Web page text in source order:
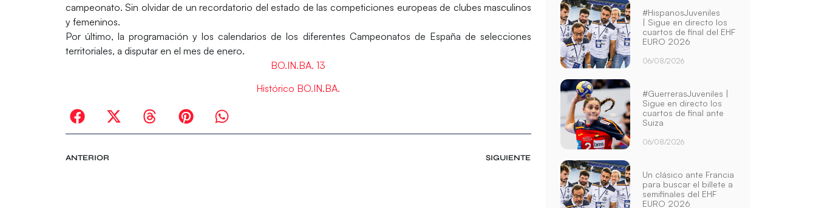
campeonato. Sin olvidar de un recordatorio del estado de las competiciones europeas de clubes masculinos
y femeninos.
Por último, la programación y los calendarios de los diferentes Campeonatos de España de selecciones
territoriales, a disputar en el mes de enero.
BO.IN.BA. 13
Histórico BO.IN.BA.
ANTERIOR SIGUIENTE
#HispanosJuveniles
| Sigue en directo los
cuartos de final del EHF
EURO 2026
06/08/2026
#GuerrerasJuveniles |
Sigue en directo los
cuartos de final ante
Suiza
06/08/2026
Un clásico ante Francia
para buscar el billete a
semifinales del EHF
EURO 2026